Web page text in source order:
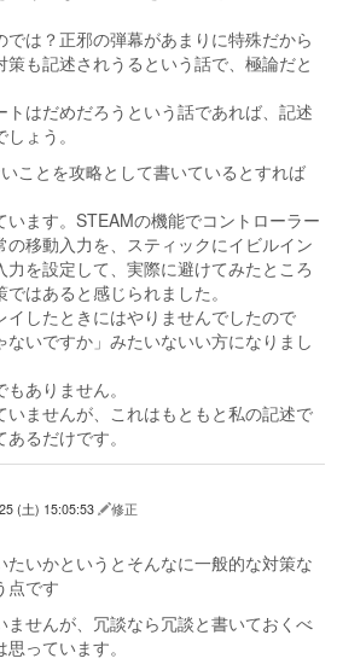
では？正邪の弾幕があまりに特殊だから
策も記述されうるという話で、極論だと
トはだめだろうという話であれば、記述
ょう。
ことを攻略として書いているとすれば
います。STEAMの機能でコントローラー
の移動入力を、スティックにイビルイン
力を設定して、実際に避けてみたところ
はあると感じられました。
イしたときにはやりませんでしたので
ないですか」みたいないい方になりまし
ありません。
いませんが、これはもともと私の記述で
るだけです。
(土) 15:05:53 修正
たいかというとそんなに一般的な対策な
点です
ませんが、冗談なら冗談と書いておくべ
っています。